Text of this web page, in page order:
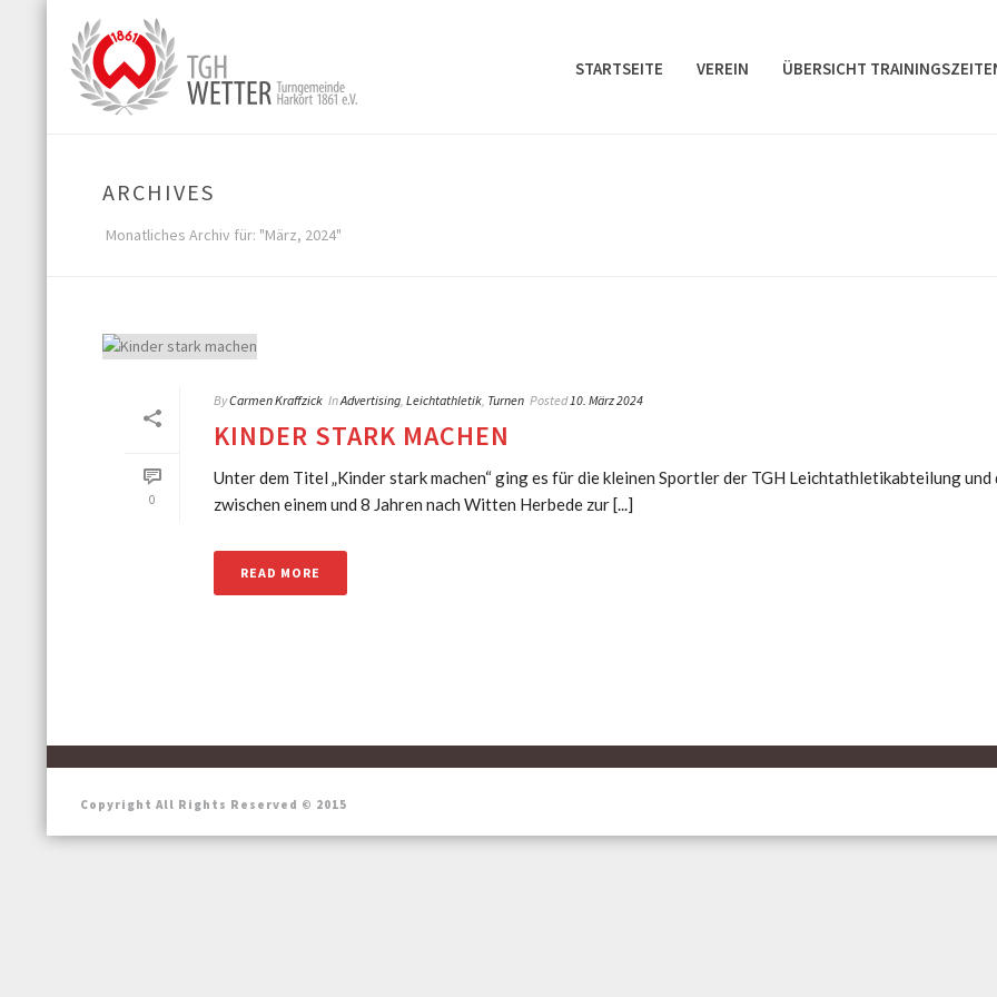
STARTSEITE VEREIN ÜBERSICHT
ARCHIVES
Monatliches Archiv für: "März, 2024"
0
ByCarmen Kraffzick InAdvertising, Leichtathletik, Turnen Posted10. März 2024
KINDER STARK MACHEN
Unter dem Titel „Kinder stark machen“ ging es für die kleinen Sportler der TGH Leichtathletikabteilung
zwischen einem und 8 Jahren nach Witten Herbede zur [...]
READ MORE
Copyright All Rights Reserved © 2015